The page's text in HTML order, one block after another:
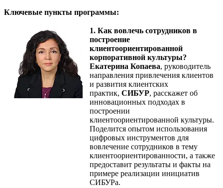
Ключевые пункты программы:
1. Как вовлечь сотрудников в
построение
клиентоориентированной
корпоративной культуры?
Екатерина Копаева, руководитель
направления привлечения клиентов
и развития клиентских
практик, СИБУР, расскажет об
инновационных подходах в
построении
клиентоориентированной культуры.
Поделится опытом использования
цифровых инструментов для
вовлечение сотрудников в тему
клиентоориентированности, а также
предоставит результаты и факты на
примере реализации инициатив
СИБУРа.